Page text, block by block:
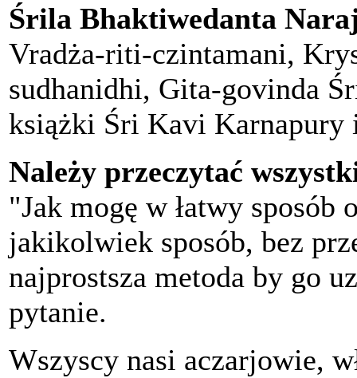
Śrila Bhaktiwedanta
Vradża-riti-czintamani,
sudhanidhi, Gita-govinda
książki Śri Kavi Karnapury
Należy przeczytać
"Jak mogę w łatwy sposób
jakikolwiek sposób, bez
najprostsza metoda by go
pytanie.
Wszyscy nasi aczarjowie,